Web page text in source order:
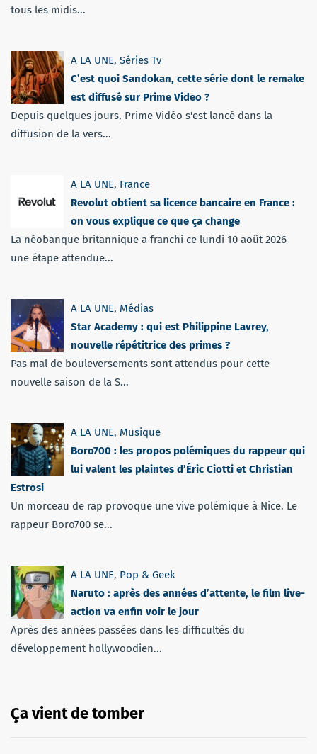
tous les midis...
A LA UNE, Séries Tv
C’est quoi Sandokan, cette série dont le remake
est diffusé sur Prime Video ?
Depuis quelques jours, Prime Vidéo s'est lancé dans la
diffusion de la vers...
A LA UNE, France
Revolut obtient sa licence bancaire en France :
on vous explique ce que ça change
La néobanque britannique a franchi ce lundi 10 août 2026
une étape attendue...
A LA UNE, Médias
Star Academy : qui est Philippine Lavrey,
nouvelle répétitrice des primes ?
Pas mal de bouleversements sont attendus pour cette
nouvelle saison de la S...
A LA UNE, Musique
Boro700 : les propos polémiques du rappeur qui
lui valent les plaintes d’Éric Ciotti et Christian
Estrosi
Un morceau de rap provoque une vive polémique à Nice. Le
rappeur Boro700 se...
A LA UNE, Pop & Geek
Naruto : après des années d’attente, le film live-
action va enfin voir le jour
Après des années passées dans les difficultés du
développement hollywoodien...
Ça vient de tomber